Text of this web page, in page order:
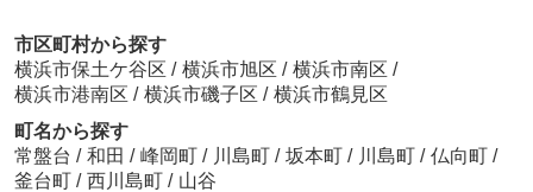
市区町村から探す
横浜市保土ケ谷区 / 横浜市旭区 / 横浜市南区 /
横浜市港南区 / 横浜市磯子区 / 横浜市鶴見区
町名から探す
常盤台 / 和田 / 峰岡町 / 川島町 / 坂本町 / 川島町 / 仏向町 /
釜台町 / 西川島町 / 山谷